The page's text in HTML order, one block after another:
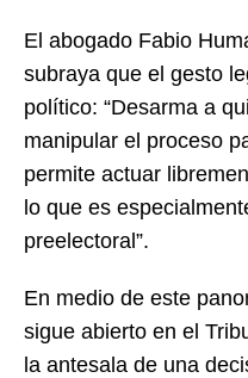
El abogado Fabio
subraya que el gesto
político: “Desarma a
manipular el proceso
permite actuar
lo que es
preelectoral”.
En medio de este
sigue abierto en el
la antesala de una